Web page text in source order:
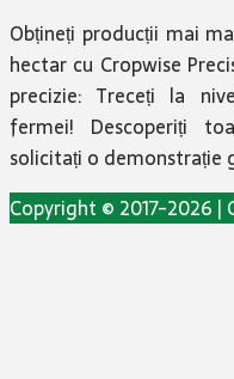
Obțineți producții mai
hectar cu Cropwise
precizie: Treceți la
fermei! Descoperiți
solicitați o demonstrație
Copyright © 2017-2026 |